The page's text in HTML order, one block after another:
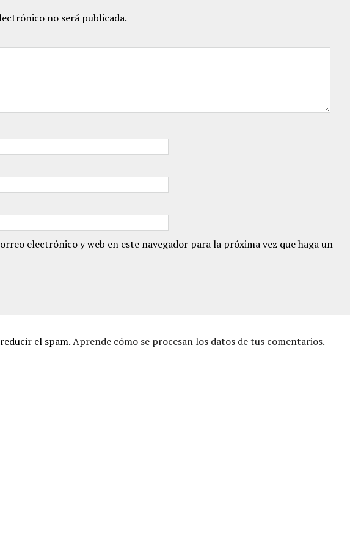
no será publicada.
electrónico y web en este navegador para la próxima vez que haga un
el spam.Aprende cómo se procesan los datos de tus comentarios.